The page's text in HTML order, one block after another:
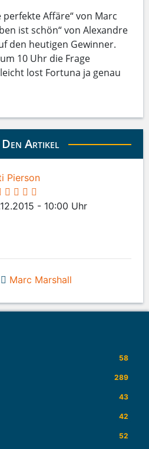
perfekte Affäre“ von Marc
ist schön“ von Alexandre
den heutigen Gewinner.
10 Uhr die Frage
lost Fortuna ja genau
Den Artikel
Pierson
- 10:00 Uhr
Marc Marshall
58
289
43
42
52